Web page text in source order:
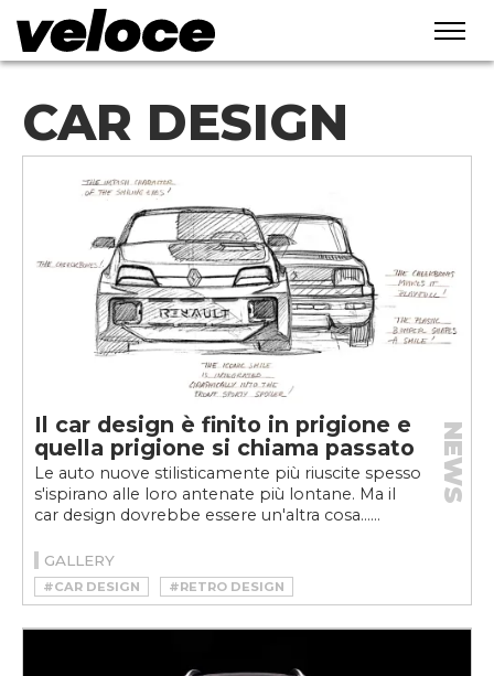
CAR DESIGN
Il car design è finito in prigione e
quella prigione si chiama passato
Le auto nuove stilisticamente più riuscite spesso
s'ispirano alle loro antenate più lontane. Ma il
car design dovrebbe essere un'altra cosa......
NEWS
GALLERY
#CAR DESIGN #RETRO DESIGN